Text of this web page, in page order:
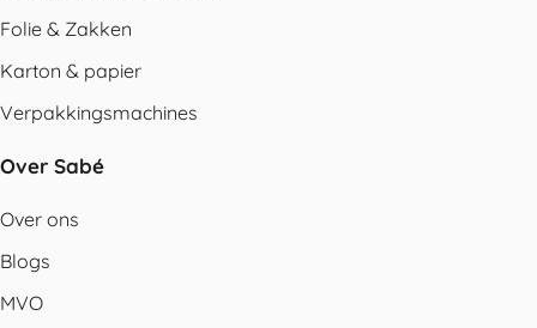
Folie & Zakken
Karton & papier
Verpakkingsmachines
Over Sabé
Over ons
Blogs
MVO